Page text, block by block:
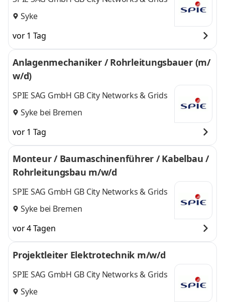
Syke
vor 1 Tag
Anlagenmechaniker / Rohrleitungsbauer (m/
w/d)
SPIE SAG GmbH GB City Networks & Grids
Syke bei Bremen
vor 1 Tag
Monteur / Baumaschinenführer / Kabelbau /
Rohrleitungsbau m/w/d
SPIE SAG GmbH GB City Networks & Grids
Syke bei Bremen
vor 4 Tagen
Projektleiter Elektrotechnik m/w/d
SPIE SAG GmbH GB City Networks & Grids
Syke